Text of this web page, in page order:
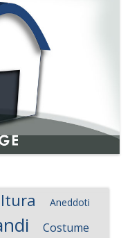
Aneddoti
Costume